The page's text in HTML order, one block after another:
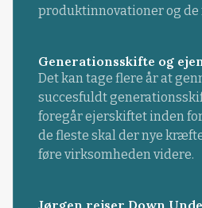
produktinnovationer og de
Generationsskifte og
Det kan tage flere år at
succesfuldt
foregår ejerskiftet inden
de fleste skal der nye
føre virksomheden videre.